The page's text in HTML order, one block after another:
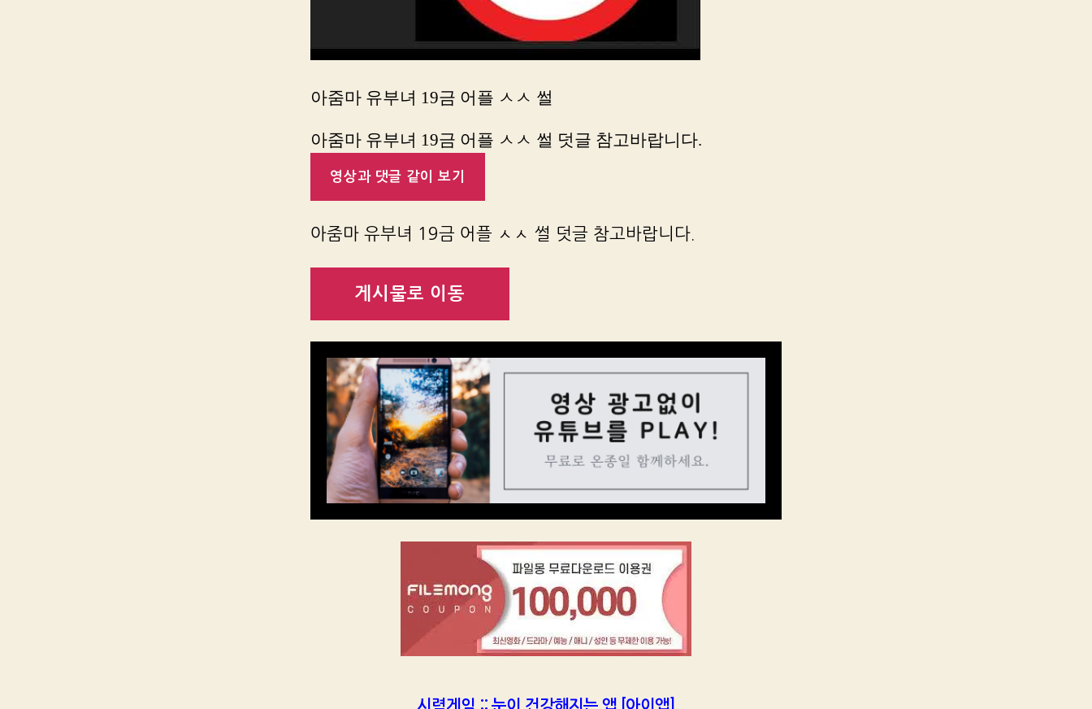
아줌마 유부녀 19금 어플 ㅅㅅ 썰
아줌마 유부녀 19금 어플 ㅅㅅ 썰 덧글 참고바랍니다.
영상과 댓글 같이 보기
아줌마 유부녀 19금 어플 ㅅㅅ 썰 덧글 참고바랍니다.
게시물로 이동
시력게임 :: 눈이 건강해지는 앱 [아이앱]